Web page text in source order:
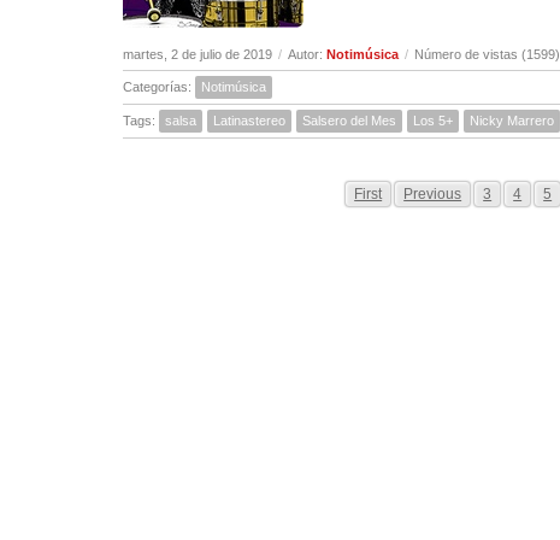
martes, 2 de julio de 2019 / Autor: Notimúsica / Número de vistas (1599)
Categorías: Notimúsica
Tags: salsa Latinastereo Salsero del Mes Los 5+ Nicky Marrero
First Previous 3 4 5